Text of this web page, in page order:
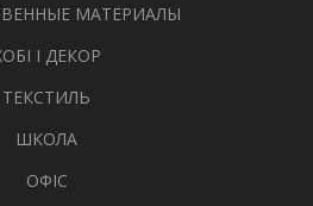
МАТЕРИАЛЫ
І ДЕКОР
ТЕКСТИЛЬ
ШКОЛА
ОФІС